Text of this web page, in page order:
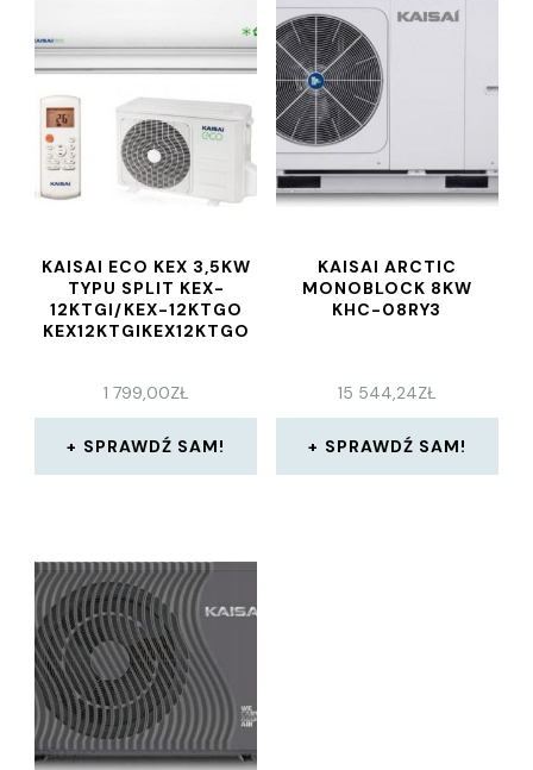
KAISAI ECO KEX 3,5KW
TYPU SPLIT KEX-
12KTGI/KEX-12KTGO
KEX12KTGIKEX12KTGO
1 799,00ZŁ
SPRAWDŹ SAM!
KAISAI ARCTIC
MONOBLOCK 8KW
KHC-08RY3
15 544,24ZŁ
SPRAWDŹ SAM!